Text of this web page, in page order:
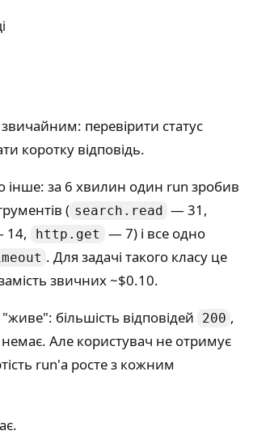
перевірити статус
коротку відповідь.
інше: за 6 хвилин один run зробив
( search.read — 31,
14, http.get
— 7) і все одно
. Для задачі такого класу це
звичних ~$0.10.
більшість відповідей
200 ,
Але користувач не отримує
run'а росте з кожним